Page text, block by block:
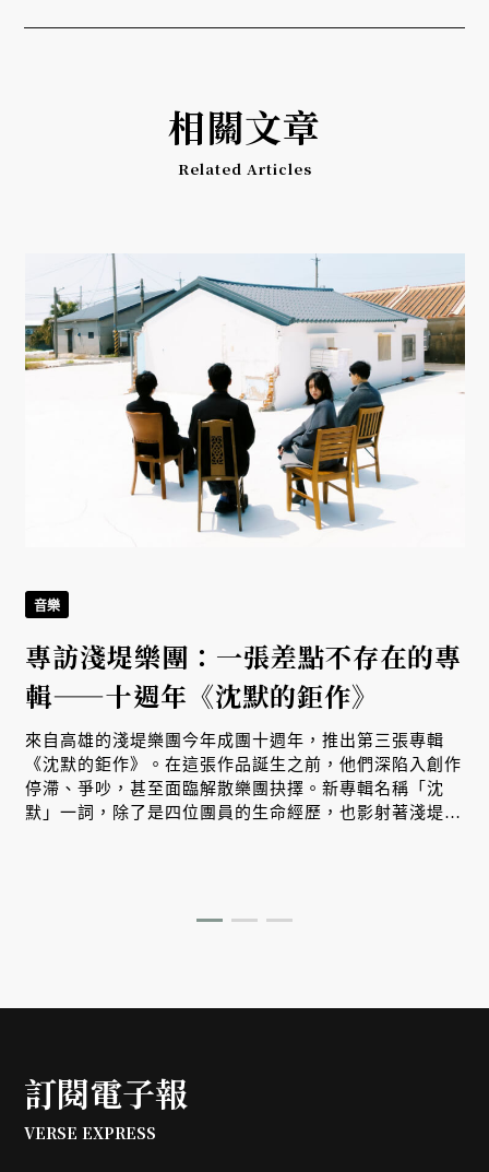
相關文章
Related Articles
音樂
專訪淺堤樂團：一張差點不存在的專
輯——十週年《沈默的鉅作》
來自高雄的淺堤樂團今年成團十週年，推出第三張專輯
《沈默的鉅作》。在這張作品誕生之前，他們深陷入創作
停滯、爭吵，甚至面臨解散樂團抉擇。新專輯名稱「沈
默」一詞，除了是四位團員的生命經歷，也影射著淺堤走
訂閱電子報
VERSE EXPRESS